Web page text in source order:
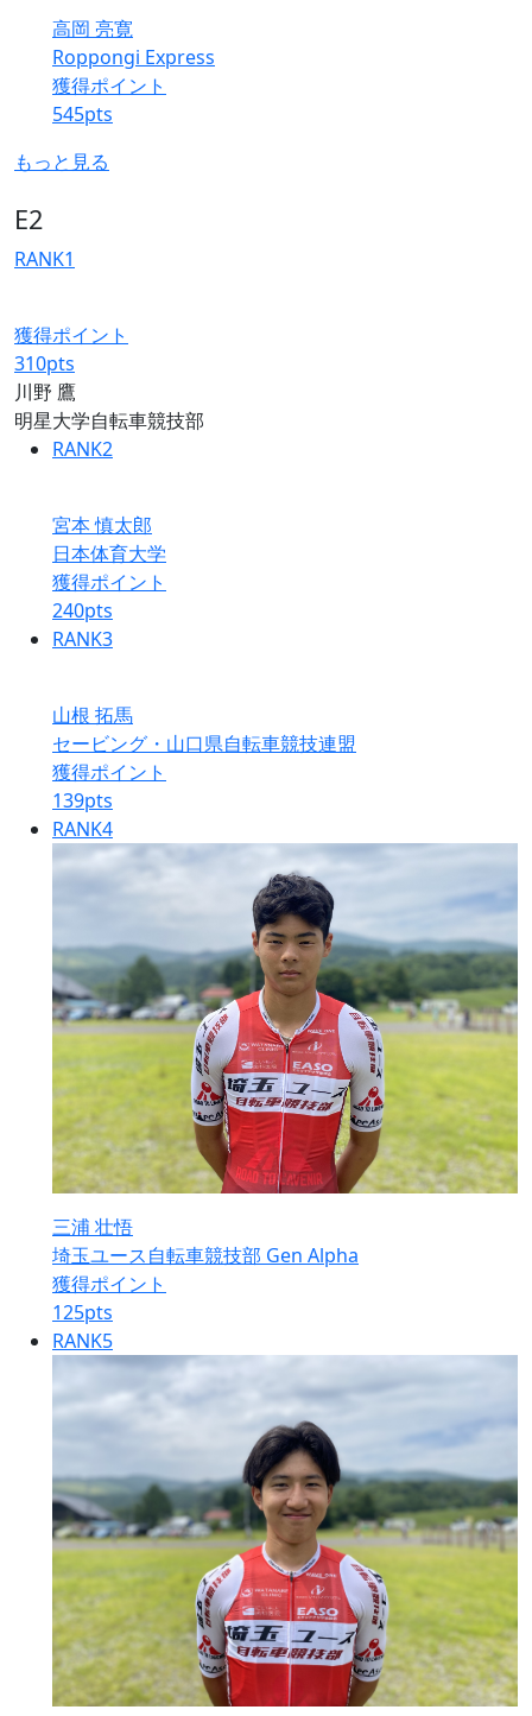
高岡 亮寛
Roppongi Express
獲得ポイント
545pts
もっと見る
E2
RANK1
獲得ポイント
310pts
川野 鷹
明星大学自転車競技部
RANK2
宮本 慎太郎
日本体育大学
獲得ポイント
240pts
RANK3
山根 拓馬
セービング・山口県自転車競技連盟
獲得ポイント
139pts
RANK4
三浦 壮悟
埼玉ユース自転車競技部 Gen Alpha
獲得ポイント
125pts
RANK5